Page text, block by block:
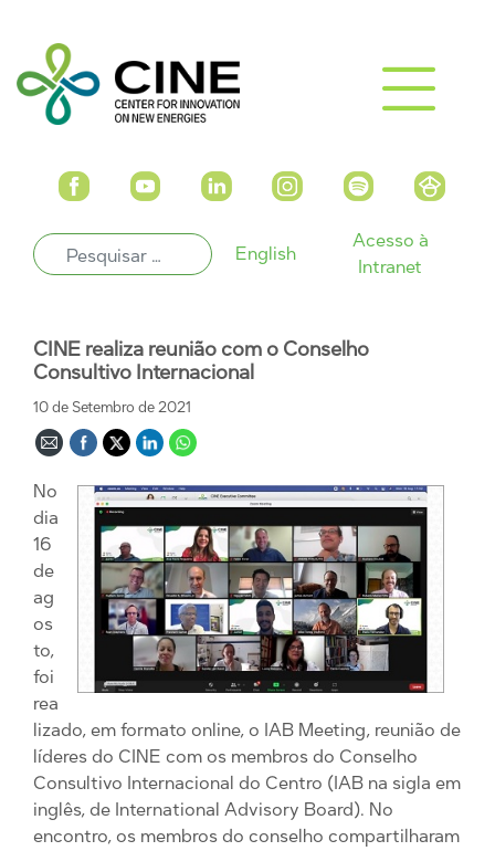
English
Acesso à
Intranet
CINE realiza reunião com o Conselho
Consultivo Internacional
10 de Setembro de 2021
No
dia
16
de
ag
os
to,
foi
rea
lizado, em formato online, o IAB Meeting, reunião de
líderes do CINE com os membros do Conselho
Consultivo Internacional do Centro (IAB na sigla em
inglês, de International Advisory Board). No
encontro, os membros do conselho compartilharam